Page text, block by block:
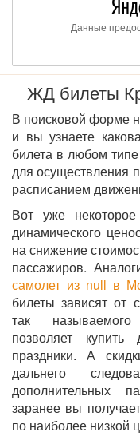
Данные
ЖД билеты
В поисковой форме
и вы узнаете
билета в любом
для осуществления
расписанием
Вот уже
динамического
на снижение
пассажиров.
самолет из null в
билеты зависят от
так
позволяет
праздники. А
дальнего
дополнительных
заранее вы
по наиболее низкой